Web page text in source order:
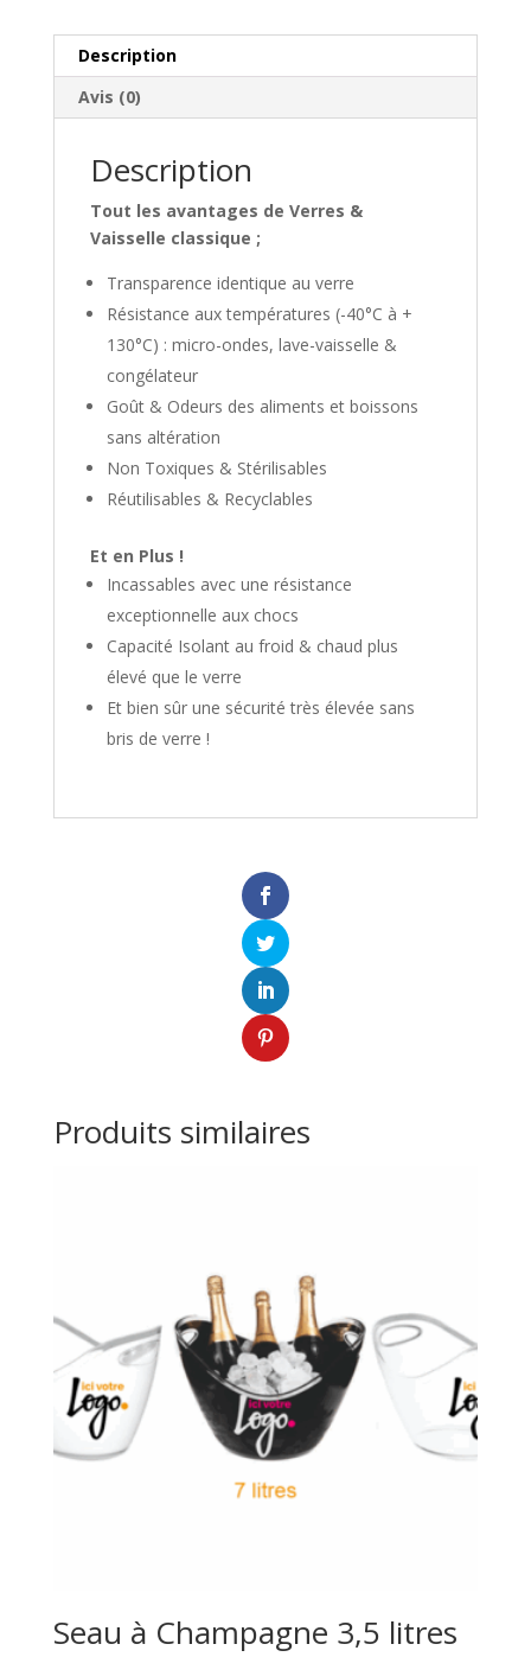
Description
Avis (0)
Description
Tout les avantages de Verres &
Vaisselle classique ;
Transparence identique au verre
Résistance aux températures (-40°C à +
130°C) : micro-ondes, lave-vaisselle &
congélateur
Goût & Odeurs des aliments et boissons
sans altération
Non Toxiques & Stérilisables
Réutilisables & Recyclables
Et en Plus !
Incassables avec une résistance
exceptionnelle aux chocs
Capacité Isolant au froid & chaud plus
élevé que le verre
Et bien sûr une sécurité très élevée sans
bris de verre !
Produits similaires
Seau à Champagne 3,5 litres